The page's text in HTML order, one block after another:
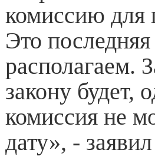
комиссию для
Это
располагаем.
закону будет,
комиссия не
дату», -